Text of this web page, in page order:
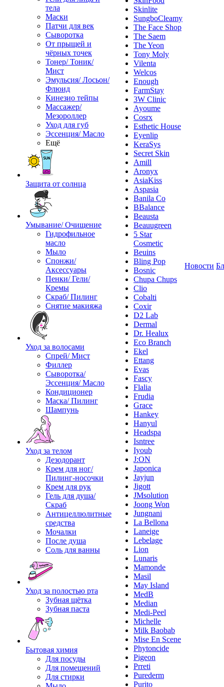
тела
Маски
Патчи для век
Сыворотка
От прыщей и
чёрных точек
Тонер/ Тоник/
Мист
Эмульсия/ Лосьон/
Флюид
Кинезио тейпы
Массажер/
Мезороллер
Уход для губ
Эссенция/ Масло
Ещё
Защита от солнца
Умывание/ Очищение
Гидрофильное
масло
Мыло
Спонжи/
Аксессуары
Пенки/ Гели/
Кремы
Скраб/ Пилинг
Снятие макияжа
Уход за волосами
Спрей/ Мист
Филлер
Сыворотка/
Эссенция/ Масло
Кондиционер
Маска/ Пилинг
Шампунь
Уход за телом
Дезодорант
Крем для ног/
Пилинг-носочки
Крем для рук
Гель для душа/
Скраб
Антицеллюлитные
средства
Мочалки
После душа
Соль для ванны
Уход за полостью рта
Зубная щётка
Зубная паста
Бытовая химия
Для посуды
Для помещений
Для стирки
Skinlite
SungboCleamy
The Face Shop
The Saem
The Yeon
Tony Moly
Vilenta
Welcos
Enough
FarmStay
3W Clinic
Ayoume
Cosrx
Esthetic House
Eyenlip
KeraSys
Secret Skin
Amill
Aronyx
AsiaKiss
Aspasia
Banila Co
BBalance
Beausta
Beauugreen
5 Star
Cosmetic
Beuins
Bling Pop
Bosnic
Chupa Chups
Clio
Cobalti
Coxir
D2 Lab
Dermal
Dr. Healux
Eco Branch
Ekel
Ettang
Evas
Fascy
Flalia
Frudia
Grace
Hankey
Hanyul
Headspa
Isntree
Iyoub
J:ON
Japonica
Jayjun
Jigott
JMsolution
Joong Won
Jungnani
La Bellona
Laneige
Lebelage
Lion
Lunaris
Mamonde
Masil
May Island
MedB
Median
Medi-Peel
Michelle
Milk Baobab
Mise En Scene
Phytoncide
Pigeon
Prreti
Purederm
Purito
Новости